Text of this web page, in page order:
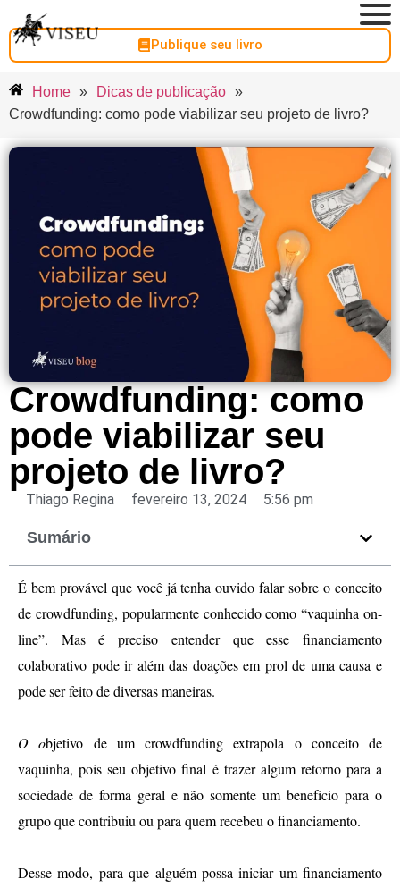
Publique seu livro
Home » Dicas de publicação »
Crowdfunding: como pode viabilizar seu projeto de livro?
Crowdfunding: como
pode viabilizar seu
projeto de livro?
Thiago Regina fevereiro 13, 2024 5:56 pm
Sumário
É bem provável que você já tenha ouvido falar sobre o conceito
de crowdfunding, popularmente conhecido como “vaquinha on-
line”. Mas é preciso entender que esse financiamento
colaborativo pode ir além das doações em prol de uma causa e
pode ser feito de diversas maneiras.
O objetivo de um crowdfunding extrapola o conceito de
vaquinha, pois seu objetivo final é trazer algum retorno para a
sociedade de forma geral e não somente um benefício para o
grupo que contribuiu ou para quem recebeu o financiamento.
Desse modo, para que alguém possa iniciar um financiamento